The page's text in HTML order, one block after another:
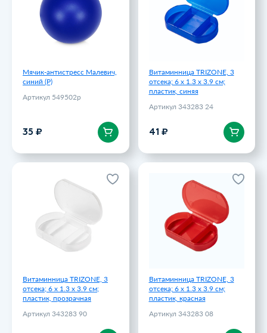
Мячик-антистресс Малевич,
синий (Р)
Артикул 549502p
35 ₽
35 ₽
Витаминница TRIZONE, 3
отсека; 6 x 1.3 x 3.9 см;
пластик, синяя
Артикул 343283 24
41 ₽
Артикул 343283 24
Витаминница TRIZONE, 3
отсека; 6 x 1.3 x 3.9 см;
пластик, прозрачная
Артикул 343283 90
Витаминница TRIZONE, 3
отсека; 6 x 1.3 x 3.9 см;
пластик, прозрачная
Артикул 343283 90
Витаминница TRIZONE, 3
отсека; 6 x 1.3 x 3.9 см;
пластик, красная
Артикул 343283 08
Витаминница TRIZONE, 3
отсека; 6 x 1.3 x 3.9 см;
пластик, красная
Артикул 343283 08